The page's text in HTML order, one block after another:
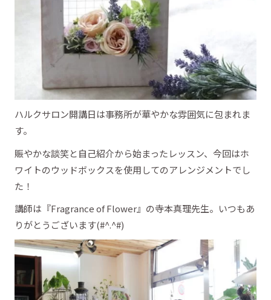
ハルクサロン開講日は事務所が華やかな雰囲気に包まれま
す。
賑やかな談笑と自己紹介から始まったレッスン、今回はホ
ワイトのウッドボックスを使用してのアレンジメントでし
た！
講師は『Fragrance of Flower』の寺本真理先生。いつもあ
りがとうございます(#^.^#)